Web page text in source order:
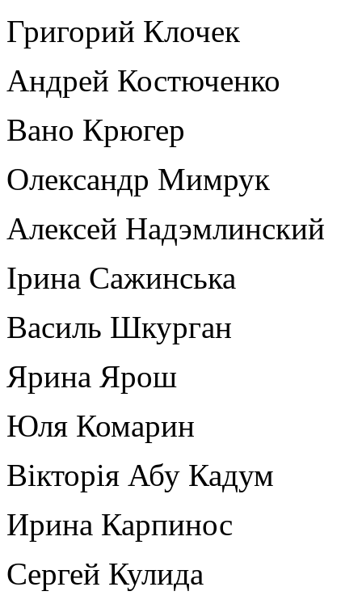
Григорий Клочек
Андрей Костюченко
Вано Крюгер
Олександр Мимрук
Алексей Надэмлинский
Ірина Сажинська
Василь Шкурган
Ярина Ярош
Юля Комарин
Вікторія Абу Кадум
Ирина Карпинос
Сергей Кулида